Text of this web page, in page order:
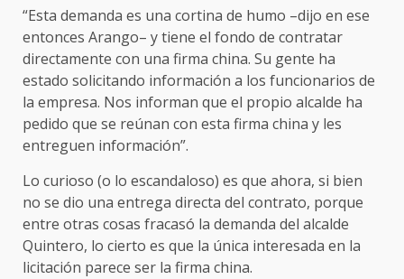
“Esta demanda es una cortina de humo –dijo en ese
entonces Arango– y tiene el fondo de contratar
directamente con una firma china. Su gente ha
estado solicitando información a los funcionarios de
la empresa. Nos informan que el propio alcalde ha
pedido que se reúnan con esta firma china y les
entreguen información”.
Lo curioso (o lo escandaloso) es que ahora, si bien
no se dio una entrega directa del contrato, porque
entre otras cosas fracasó la demanda del alcalde
Quintero, lo cierto es que la única interesada en la
licitación parece ser la firma china.